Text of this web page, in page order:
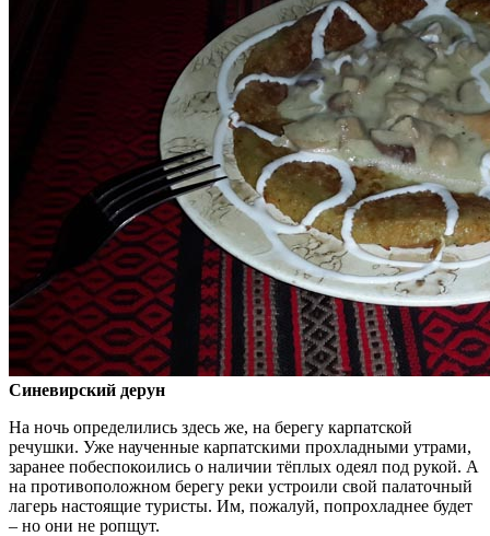
Синевирский дерун
На ночь определились здесь же, на берегу карпатской
речушки. Уже наученные карпатскими прохладными утрами,
заранее побеспокоились о наличии тёплых одеял под рукой. А
на противоположном берегу реки устроили свой палаточный
лагерь настоящие туристы. Им, пожалуй, попрохладнее будет
– но они не ропщут.